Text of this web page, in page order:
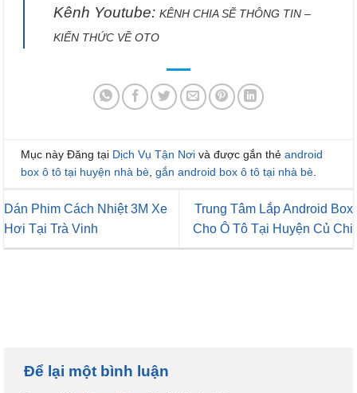
Kênh Youtube: KÊNH CHIA SẼ THÔNG TIN –
KIẾN THỨC VỀ OTO
Mục này Đăng tại Dịch Vụ Tận Nơi và được gắn thẻ android
box ô tô tại huyện nhà bè, gắn android box ô tô tại nhà bè.
Dán Phim Cách Nhiệt 3M Xe
Hơi Tại Trà Vinh
Trung Tâm Lắp Android Box
Cho Ô Tô Tại Huyện Củ Chi
Để lại một bình luận